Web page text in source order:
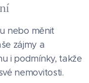
nebo měnit
zájmy a
i podmínky, takže
nemovitosti.